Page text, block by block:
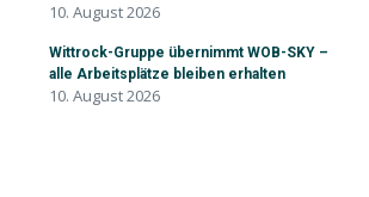
10. August 2026
Wittrock-Gruppe übernimmt WOB-SKY –
alle Arbeitsplätze bleiben erhalten
10. August 2026